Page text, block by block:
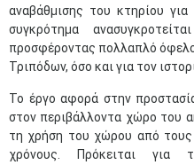
αναβάθμισης του κτηρίου
συγκρότημα
προσφέροντας πολλαπλό
Τριπόδων, όσο και για τον
Το έργο αφορά στην
στον περιβάλλοντα χώρο του
τη χρήση του χώρου από τους
χρόνους. Πρόκειται για